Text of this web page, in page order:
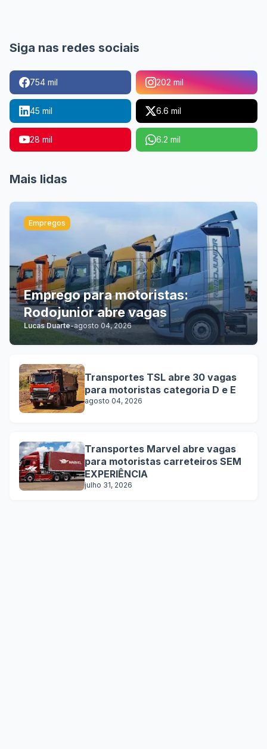
Siga nas redes sociais
754 mil 202 mil
45 mil 6.6 mil
28 mil 6.2 mil
Mais lidas
Empregos
Emprego para motoristas:
Rodojunior abre vagas
Lucas Duarte-agosto 04, 2026
Transportes TSL abre 30 vagas
para motoristas categoria D e E
agosto 04, 2026
Transportes Marvel abre vagas
para motoristas carreteiros SEM
EXPERIÊNCIA
julho 31, 2026